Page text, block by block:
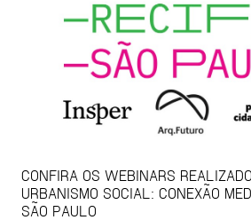
CONFIRA OS WEBINARS
URBANISMO SOCIAL: CONEXÃO
SÃO PAULO